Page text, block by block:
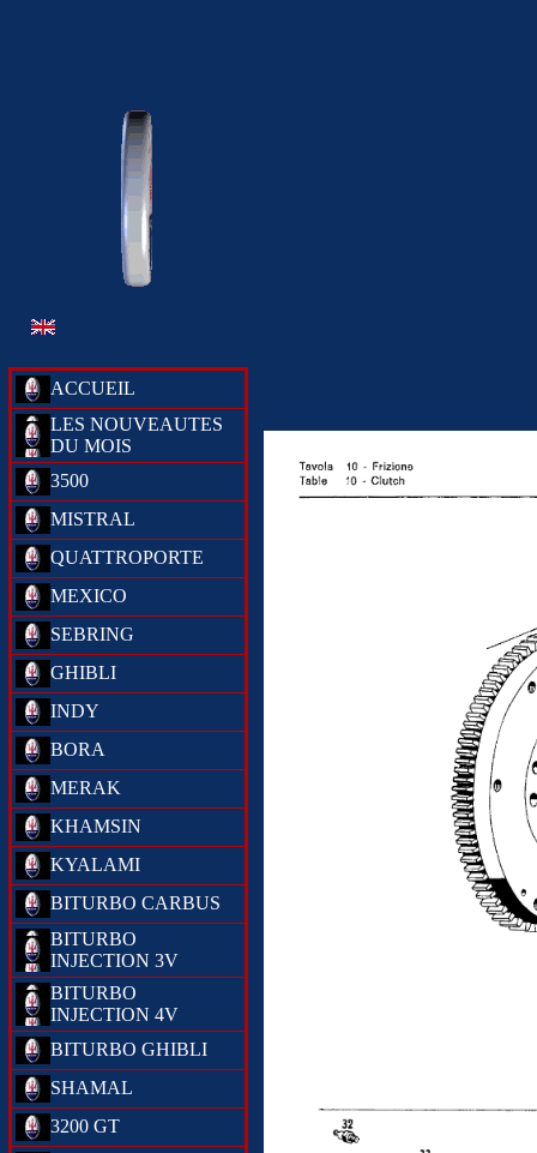
ACCUEIL
LES NOUVEAUTES
DU MOIS
3500
MISTRAL
QUATTROPORTE
MEXICO
SEBRING
GHIBLI
INDY
BORA
MERAK
KHAMSIN
KYALAMI
BITURBO CARBUS
BITURBO
INJECTION 3V
BITURBO
INJECTION 4V
BITURBO GHIBLI
SHAMAL
3200 GT